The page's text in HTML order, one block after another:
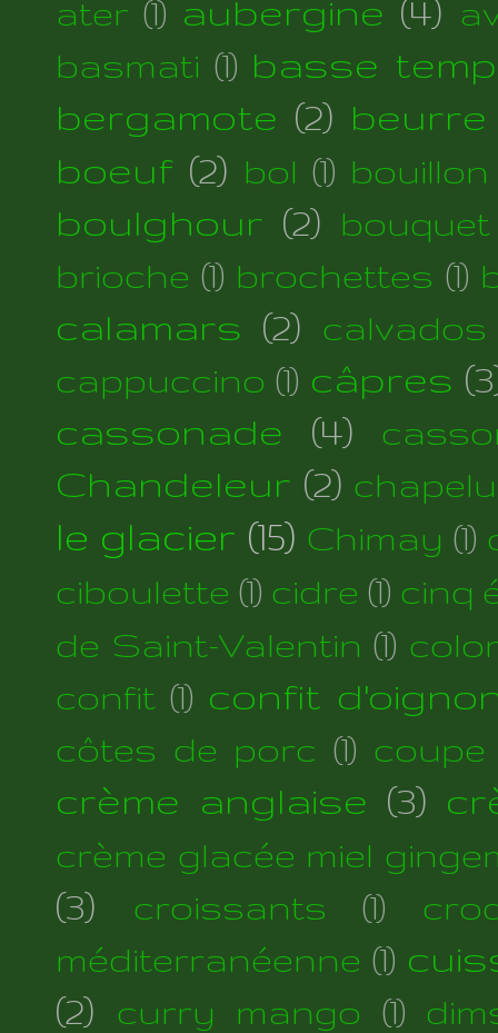
ater (1) aubergine (4)
basmati (1) basse
bergamote (2) beurre
boeuf (2) bol (1) bouillon
boulghour (2)
brioche (1) brochettes (1)
calamars (2)
calvados
cappuccino (1) câpres
cassonade
(4)
Chandeleur (2)
le glacier (15) Chimay (1)
ciboulette (1) cidre (1) cinq
de Saint-Valentin (1)
confit (1) confit
côtes de porc (1) coupe
crème anglaise (3)
crème glacée miel
(3) croissants (1)
méditerranéenne (1)
(2)
curry mango (1)